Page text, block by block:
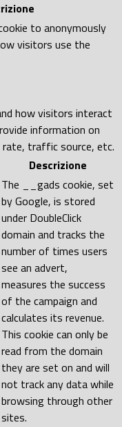
to anonymously
visitors use the
how visitors interact
information on
traffic source, etc.
Descrizione
The __gads cookie, set
by Google, is stored
under DoubleClick
domain and tracks the
number of times users
see an advert,
measures the success
of the campaign and
calculates its revenue.
This cookie can only be
read from the domain
they are set on and will
not track any data while
browsing through other
sites.